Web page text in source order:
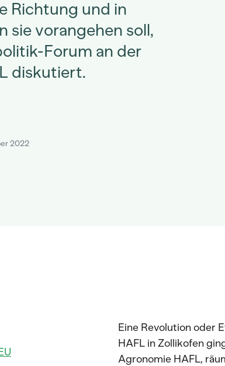
Richtung und in
sie vorangehen soll,
Forum an der
diskutiert.
2022
Eine Revolution oder
HAFL in Zollikofen
Agronomie HAFL,